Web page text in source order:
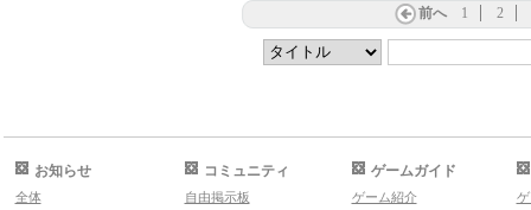
前へ 1 2
お知らせ
全体
コミュニティ
自由掲示板
ゲームガイド
ゲーム紹介